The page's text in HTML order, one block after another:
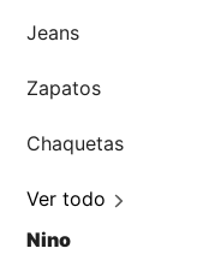
Jeans
Zapatos
Chaquetas
Ver todo
Nino